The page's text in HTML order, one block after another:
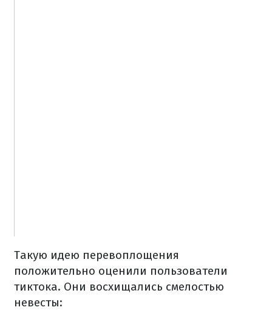
Такую идею перевоплощения
положительно оценили пользователи
тиктока. Они восхищались смелостью
невесты: